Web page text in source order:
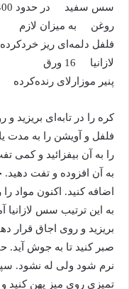
سس سفید در حدود 400 میلی‌لیتر
روغن به میزان لازم
فلفل دلمه‌ای ریز خردكرده 2
لازانیا 16 ورق
پنیر موزارلای رنده‌كرده 300 تا 350 گرم
كره را در تابه‌ای بریزید
فلفل و آویشن را به
را به آن بیفزائید و كمی
به آن افزوده و تفت
اضافه كنید. اكنون مواد
به این ترتیب سس
بریزید و روی اجاق قرار
صبر كنید تا به جوش آید.
نرم شود ولی له نشود.
تمیزی روی میز پهن كنید و